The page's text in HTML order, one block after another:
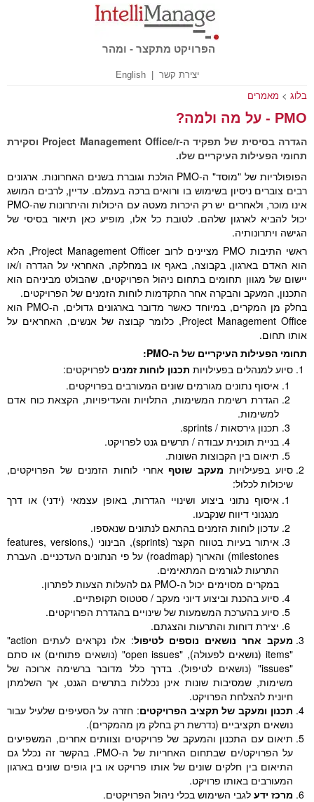
הפרויקט מתקצר - ומהר
יצירת קשר English
בלוג > מאמרים
PMO - על מה ולמה?
הגדרה בסיסית של תפקיד ה-Project Management Office/r וסקירת
תחומי הפעילות העיקריים שלו.
הפופולריות של "מוסד" ה-PMO הולכת וגוברת בשנים האחרונות. ארגונים
רבים צוברים ניסיון בשימוש בו ורואים ברכה בעמלם. עדיין, לרבים המושג
אינו מוכר, ולאחרים יש רק היכרות מעטה עם היכולות והיתרונות שה-PMO
יכול להביא לארגון שלהם. לטובת כל אלו, מופיע כאן תיאור בסיסי של
הגישה ויתרונותיה.
ראשי התיבות PMO מציינים לרוב Project Management Officer, הלא
הוא האדם בארגון, בקבוצה, באגף או במחלקה, האחראי על הגדרה ו/או
יישום של מגוון תחומים בתחום ניהול הפרויקטים, שהבולט מביניהם הוא
התכנון, המעקב והבקרה אחר התקדמות לוחות הזמנים של הפרויקטים.
בחלק מן המקרים, במיוחד כאשר מדובר בארגונים גדולים, ה-PMO הוא
Project Management Office, כלומר קבוצה של אנשים, האחראים על
אותו תחום.
תחומי הפעילות העיקריים של ה-PMO:
סיוע למנהלים בפעילויות תכנון לוחות זמנים לפרויקטים:
איסוף נתונים מגורמים שונים המעורבים בפרויקטים.
הגדרת רשימת המשימות, התלויות והעדיפויות, הקצאת כוח אדם
למשימות.
תכנון גירסאות / sprints.
בניית תוכנית עבודה / תרשים גנט לפרויקט.
תיאום בין הקבוצות השונות.
סיוע בפעילויות מעקב שוטףאחרי לוחות הזמנים של הפרויקטים,
שיכולות לכלול:
איסוף נתוני ביצוע ושינויי הגדרות, באופן עצמאי (ידני) או דרך
מנגנוני דיווח שנקבעו.
עדכון לוחות הזמנים בהתאם לנתונים שנאספו.
איתור בעיות בטווח הקצר (sprints), הבינוני (features, versions,
milestones) והארוך (roadmap) על פי הנתונים העדכניים. העברת
התרעות לגורמים המתאימים.
במקרים מסוימים יכול ה-PMO גם להעלות הצעות לפתרון.
סיוע בהכנת וביצוע דיוני מעקב / סטטוס תקופתיים.
סיוע בהערכת המשמעות של שינויים בהגדרת הפרויקטים.
יצירת דוחות והתרעות והצגתם.
מעקב אחר נושאים נוספים לטיפול: אלו נקראים לעתים "action
items" (נושאים לפעולה), "open issues" (נושאים פתוחים) או סתם
"issues" (נושאים לטיפול). בדרך כלל מדובר ברשימה ארוכה של
משימות, שמסיבות שונות אינן נכללות בתרשים הגנט, אך השלמתן
חיונית להצלחת הפרויקט.
תכנון ומעקב של תקציב הפרויקטים: חזרה על הסעיפים שלעיל עבור
נושאים תקציביים (נדרשת רק בחלק מן מהמקרים).
תיאום עם התכנון והמעקב של פרויקטים וצוותים אחרים, המשפיעים
על הפרויקט/ים שבתחום האחריות של ה-PMO. בהקשר זה נכלל גם
התיאום בין חלקים שונים של אותו פרויקט או בין גופים שונים בארגון
המעורבים באותו פרויקט.
מרכז ידע לגבי השימוש בכלי ניהול הפרויקטים.